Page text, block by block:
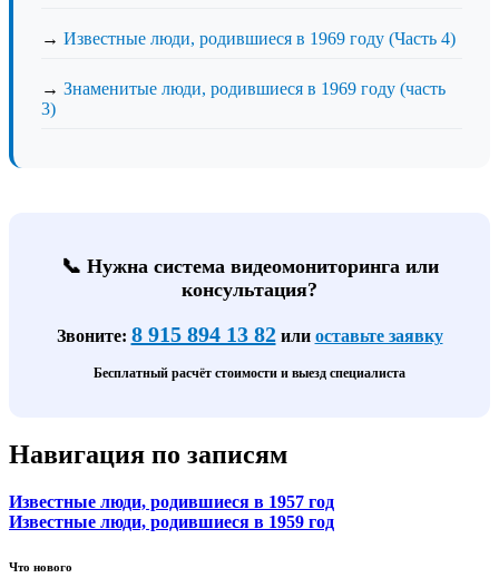
→ Известные люди, родившиеся в 1969 году (Часть 4)
→ Знаменитые люди, родившиеся в 1969 году (часть
3)
📞 Нужна система видеомониторинга или
консультация?
Звоните: 8 915 894 13 82или оставьте заявку
Бесплатный расчёт стоимости и выезд специалиста
Навигация по записям
Известные люди, родившиеся в 1957 год
Известные люди, родившиеся в 1959 год
Что нового